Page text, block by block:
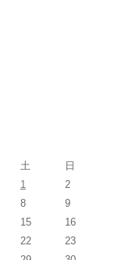
土
日
1
2
8
9
15
16
22
23